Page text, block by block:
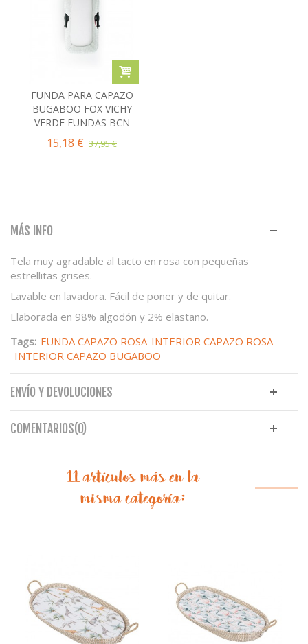
FUNDA PARA CAPAZO
BUGABOO FOX VICHY
VERDE FUNDAS BCN
15,18 € 37,95 €
MÁS INFO
Tela muy agradable al tacto en rosa con pequeñas
estrellitas grises.
Lavable en lavadora. Fácil de poner y de quitar.
Elaborada en 98% algodón y 2% elastano.
Tags: FUNDA CAPAZO ROSA INTERIOR CAPAZO ROSA
INTERIOR CAPAZO BUGABOO
ENVÍO Y DEVOLUCIONES
COMENTARIOS(0)
11 artículos más en la
misma categoría: